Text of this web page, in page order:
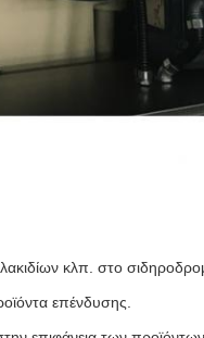
κλπ. στο
επένδυσης.